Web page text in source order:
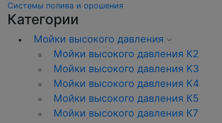
Системы полива и орошения
Категории
Мойки высокого давления
Мойки высокого давления К2
Мойки высокого давления K3
Мойки высокого давления К4
Мойки высокого давления К5
Мойки высокого давления К7